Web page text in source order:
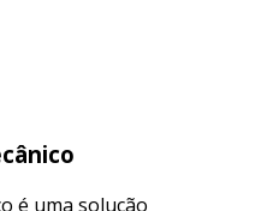
é uma solução